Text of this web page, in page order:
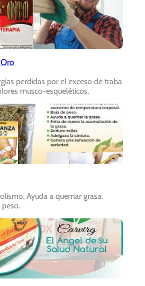
perdidas por el exceso de traba
musco-esqueléticos.
Ayuda a quemar grasa.